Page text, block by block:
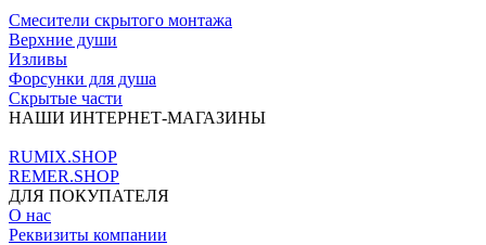
Смесители скрытого монтажа
Верхние души
Изливы
Форсунки для душа
Скрытые части
НАШИ ИНТЕРНЕТ-МАГАЗИНЫ
RUMIX.SHOP
REMER.SHOP
ДЛЯ ПОКУПАТЕЛЯ
О нас
Реквизиты компании